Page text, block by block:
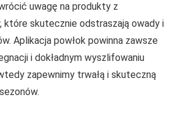
uwagę na produkty z
które skutecznie odstraszają owady i
Aplikacja powłok powinna zawsze
i dokładnym wyszlifowaniu
zapewnimy trwałą i skuteczną